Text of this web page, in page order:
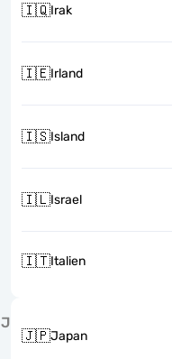
🇮🇶Irak
🇮🇪Irland
🇮🇸Island
🇮🇱Israel
🇮🇹Italien
J
🇯🇵Japan